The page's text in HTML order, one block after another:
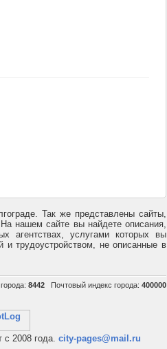
Так же представлены сайты,
нашем сайте вы найдете описания,
агентствах, услугами которых вы
и трудоустройством, не описанные в
8442 Почтовый индекс города: 400000
с 2008 года. city-pages@mail.ru